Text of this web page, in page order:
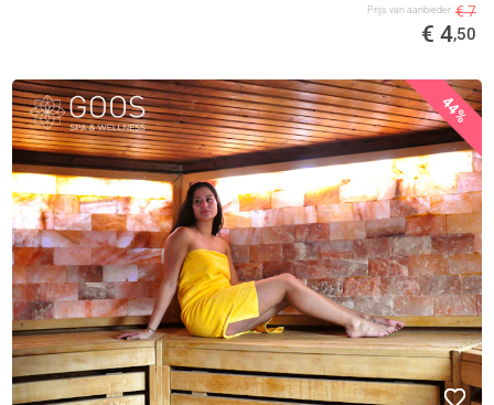
Prijs van aanbieder € 7
€ 4,50
44%